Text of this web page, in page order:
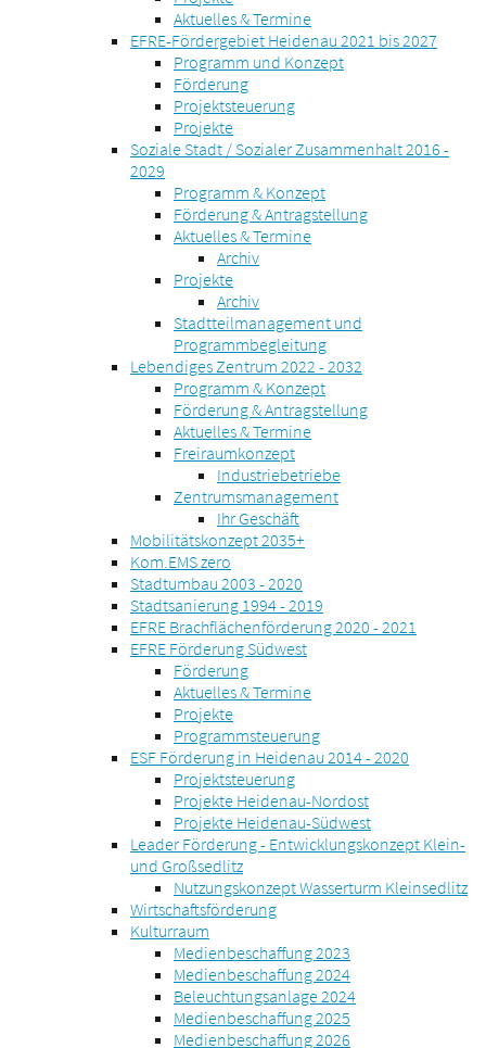
Aktuelles & Termine
EFRE-Fördergebiet Heidenau 2021 bis 2027
Programm und Konzept
Förderung
Projektsteuerung
Projekte
Soziale Stadt / Sozialer Zusammenhalt 2016 -
2029
Programm & Konzept
Förderung & Antragstellung
Aktuelles & Termine
Archiv
Projekte
Archiv
Stadtteilmanagement und
Programmbegleitung
Lebendiges Zentrum 2022 - 2032
Programm & Konzept
Förderung & Antragstellung
Aktuelles & Termine
Freiraumkonzept
Industriebetriebe
Zentrumsmanagement
Ihr Geschäft
Mobilitätskonzept 2035+
Kom.EMS zero
Stadtumbau 2003 - 2020
Stadtsanierung 1994 - 2019
EFRE Brachflächenförderung 2020 - 2021
EFRE Förderung Südwest
Förderung
Aktuelles & Termine
Projekte
Programmsteuerung
ESF Förderung in Heidenau 2014 - 2020
Projektsteuerung
Projekte Heidenau-Nordost
Projekte Heidenau-Südwest
Leader Förderung - Entwicklungskonzept Klein-
und Großsedlitz
Nutzungskonzept Wasserturm Kleinsedlitz
Wirtschaftsförderung
Kulturraum
Medienbeschaffung 2023
Medienbeschaffung 2024
Beleuchtungsanlage 2024
Medienbeschaffung 2025
Medienbeschaffung 2026